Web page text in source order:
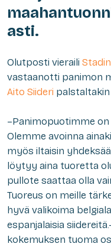
asti.
Olutposti vieraili
vastaanotti panimon
Aito Siideri
–Panimopuotimme
Olemme avoinna
myös iltaisin
löytyy aina tuoretta
pullote saattaa olla
Tuoreus on meille
hyvä valikoima
espanjalaisia
kokemuksen tuoma